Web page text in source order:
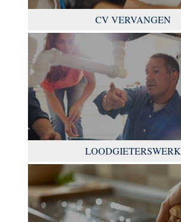
CV VERVANGEN
LOODGIETERSWERK